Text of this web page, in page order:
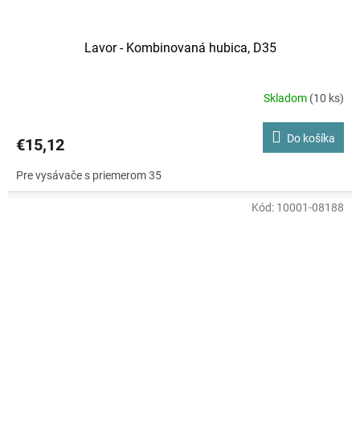
Lavor - Kombinovaná hubica, D35
Skladom (10 ks)
€15,12 Do košíka
Pre vysávače s priemerom 35
Kód: 10001-08188